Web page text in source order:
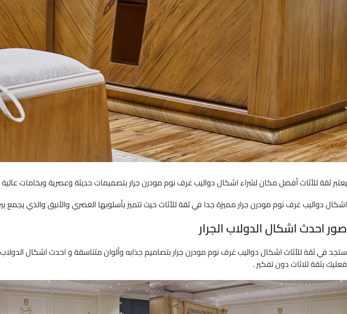
يعتبر ثقة للأثاث أفضل مكان لشراء اشكال دواليب غرف نوم مودرن جرار بتصميمات حديثة وعصرية وبخامات عالية
اشكال دواليب غرف نوم مودرن جرار مميزة جدا في ثقة للأثاث حيث تتميز بأسلوبها العصري والأنيق والذي يجمع
صور احدث اشكال الدولاب الجرار
ستجد في ثقة للأثاث اشكال دواليب غرف نوم مودرن جرار بتصاميم جذابه وألوان متناسقة و احدث اشكال
فعليك بثقة للاثاث دون تفكير .